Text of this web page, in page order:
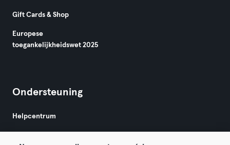
Gift Cards & Shop
Europese
toegankelijkheidswet 2025
Ondersteuning
Helpcentrum